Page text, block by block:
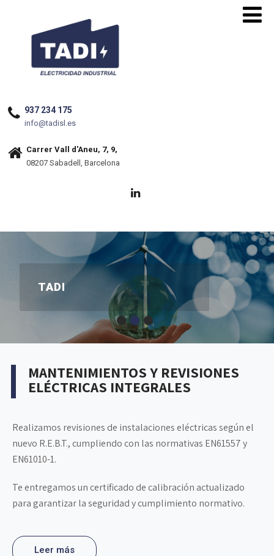
937 234 175
info@tadisl.es
Carrer Vall d'Aneu, 7, 9,
08207 Sabadell, Barcelona
TADI
MANTENIMIENTOS Y REVISIONES
ELÉCTRICAS INTEGRALES
Realizamos revisiones de instalaciones eléctricas según el
nuevo R.E.B.T., cumpliendo con las normativas EN61557 y
EN61010-1.
Te entregamos un certificado de calibración actualizado
para garantizar la seguridad y cumplimiento normativo.
Leer más